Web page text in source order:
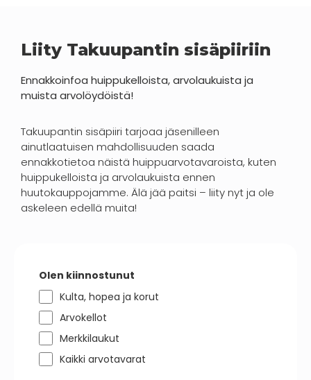
Liity Takuupantin sisäpiiriin
Ennakkoinfoa huippukelloista, arvolaukuista ja
muista arvolöydöistä!
Takuupantin sisäpiiri tarjoaa jäsenilleen
ainutlaatuisen mahdollisuuden saada
ennakkotietoa näistä huippuarvotavaroista, kuten
huippukelloista ja arvolaukuista ennen
huutokauppojamme. Älä jää paitsi – liity nyt ja ole
askeleen edellä muita!
Olen kiinnostunut
Kulta, hopea ja korut
Arvokellot
Merkkilaukut
Kaikki arvotavarat